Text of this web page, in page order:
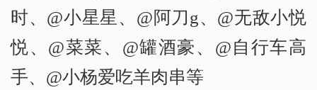
时、@小星星、@阿刀g、@无敌小悦
悦、@菜菜、@罐酒豪、@自行车高
手、@小杨爱吃羊肉串等